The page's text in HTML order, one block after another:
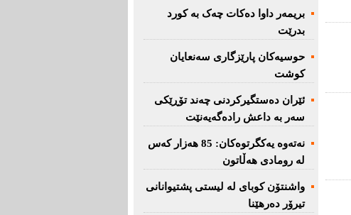
بریمه‌ر داوا دەکات چەک بە کورد
بدرێت
حوسیەکان پارێزگارى سەنعایان
کوشت
ئێران دەستگیرکردنى چه‌ند تۆڕێكی‌
سه‌ر به‌ داعش رادەگەیەنێت
نەتەوە یەكگرتوەكان: 85 هەزار كەس
لە رومادی هەڵاتون
واشنتۆن كوبای لە لیستی پشتیوانانی
تیرۆر دەرهێنا